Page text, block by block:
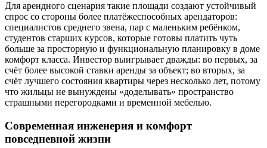
Для арендного сценария такие площади создают устойчивый
спрос со стороны более платёжеспособных арендаторов:
специалистов среднего звена, пар с маленьким ребёнком,
студентов старших курсов, которые готовы платить чуть
больше за просторную и функциональную планировку в доме
комфорт класса. Инвестор выигрывает дважды: во первых, за
счёт более высокой ставки аренды за объект; во вторых, за
счёт лучшего состояния квартиры через несколько лет, потому
что жильцы не вынуждены «доделывать» пространство
страшными перегородками и временной мебелью.
Современная инженерия и комфорт
повседневной жизни